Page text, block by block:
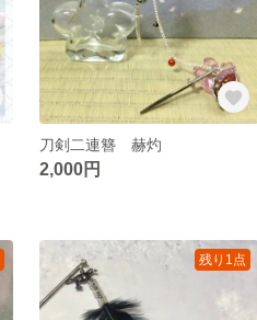
刀剣二連簪 赫灼
2,000円
残り1点